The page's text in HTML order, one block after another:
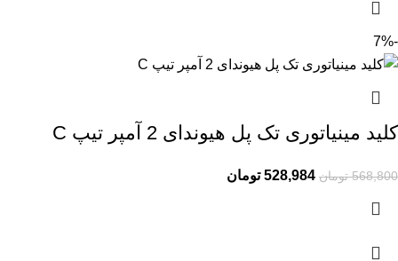
-7%
کلید مینیاتوری تک پل هیوندای 2 آمپر تیپ C
568,800 تومان 528,984 تومان